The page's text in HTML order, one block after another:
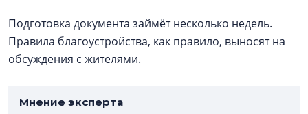
Подготовка документа займёт несколько недель.
Правила благоустройства, как правило, выносят на
обсуждения с жителями.
Мнение эксперта